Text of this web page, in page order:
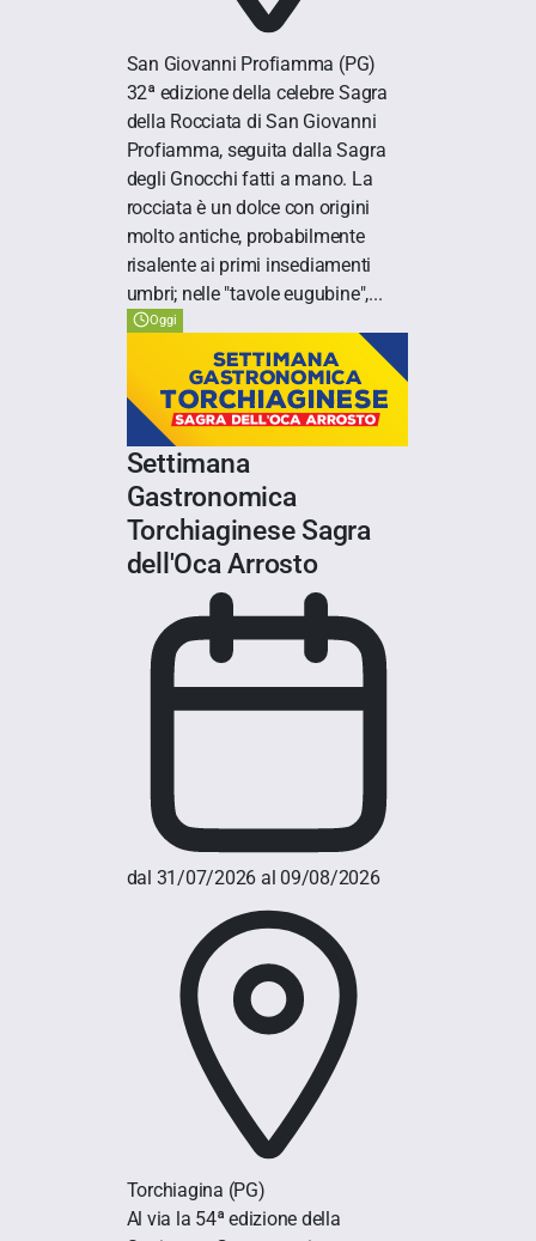
San Giovanni Profiamma (PG)
32ª edizione della celebre Sagra
della Rocciata di San Giovanni
Profiamma, seguita dalla Sagra
degli Gnocchi fatti a mano. La
rocciata è un dolce con origini
molto antiche, probabilmente
risalente ai primi insediamenti
umbri; nelle "tavole eugubine",...
Oggi
Settimana
Gastronomica
Torchiaginese Sagra
dell'Oca Arrosto
dal 31/07/2026 al 09/08/2026
Torchiagina (PG)
Al via la 54ª edizione della